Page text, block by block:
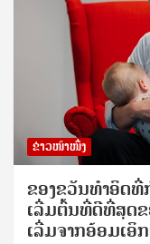
ຂ່າວໜ້າໜຶ່ງ
ຂອງຂວັນທໍາອິດທີ່
ເລີ່ມຕົ້ນທີ່ດີທີ່ສຸດຂ
ເລີ່ມຈາກອ້ອມເອິ